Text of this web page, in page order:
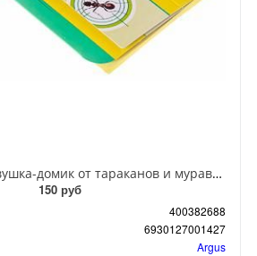
Argus Клеевая ловушка-домик от тараканов и муравьев
150 руб
400382688
6930127001427
Argus